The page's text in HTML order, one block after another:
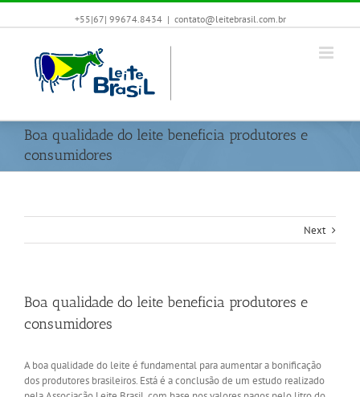
+55|67| 99674.8434 | contato@leitebrasil.com.br
Boa qualidade do leite beneficia produtores e
consumidores
Next
Boa qualidade do leite beneficia produtores e
consumidores
A boa qualidade do leite é fundamental para aumentar a bonificação
dos produtores brasileiros. Está é a conclusão de um estudo realizado